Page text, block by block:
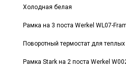
Холодная белая
Рамка на 3 поста Werkel WL07-
Поворотный термостат для
Рамка Stark на 2 поста Werkel